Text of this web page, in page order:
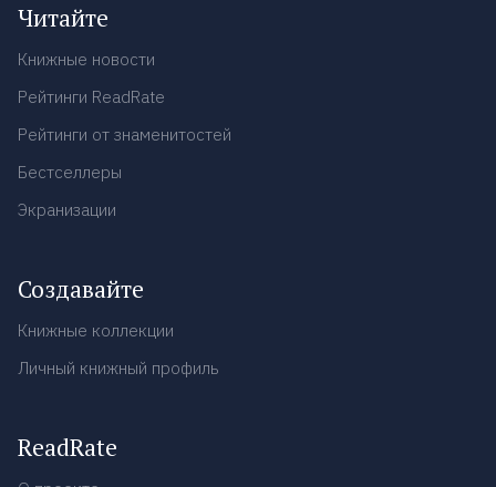
Читайте
Книжные новости
Рейтинги ReadRate
Рейтинги от знаменитостей
Бестселлеры
Экранизации
Создавайте
Книжные коллекции
Личный книжный профиль
ReadRate